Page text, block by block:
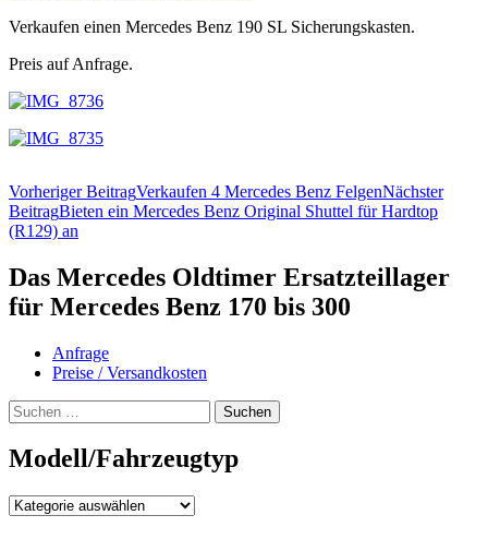
Verkaufen einen Mercedes Benz 190 SL Sicherungskasten.
Preis auf Anfrage.
Beitragsnavigation
Vorheriger BeitragVerkaufen 4 Mercedes Benz FelgenNächster
BeitragBieten ein Mercedes Benz Original Shuttel für Hardtop
(R129) an
Das Mercedes Oldtimer Ersatzteillager
für Mercedes Benz 170 bis 300
Anfrage
Preise / Versandkosten
Suchen
nach:
Modell/Fahrzeugtyp
Modell/Fahrzeugtyp